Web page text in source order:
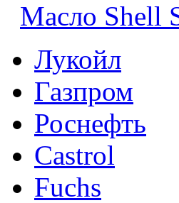
Масло Shell
Лукойл
Газпром
Роснефть
Castrol
Fuchs